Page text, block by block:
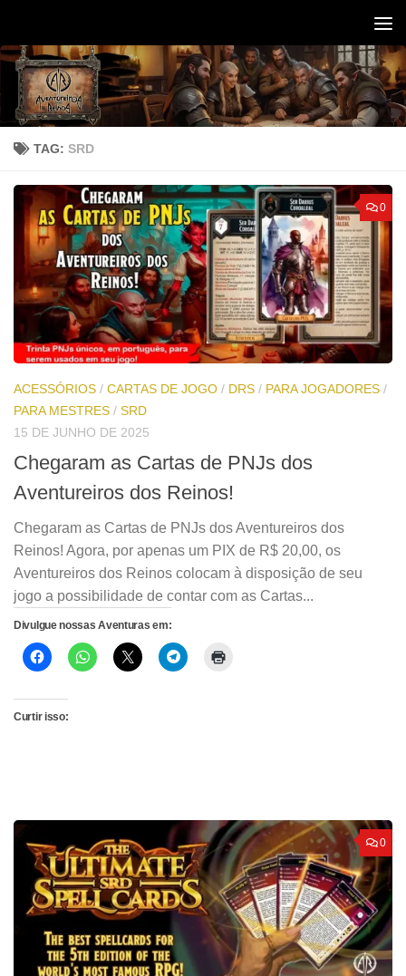
TAG: SRD
0
ACESSÓRIOS / CARTAS DE JOGO / DRS / PARA JOGADORES /
PARA MESTRES / SRD
15 DE JUNHO DE 2025
Chegaram as Cartas de PNJs dos
Aventureiros dos Reinos!
Chegaram as Cartas de PNJs dos Aventureiros dos
Reinos! Agora, por apenas um PIX de R$ 20,00, os
Aventureiros dos Reinos colocam à disposição de seu
jogo a possibilidade de contar com as Cartas...
Divulgue nossas Aventuras em:
Curtir isso:
0